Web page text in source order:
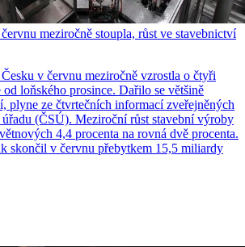
meziročně stoupla, růst ve stavebnictví
v červnu meziročně vzrostla o čtyři
loňského prosince. Dařilo se většině
plyne ze čtvrtečních informací zveřejněných
úřadu (ČSÚ). Meziroční růst stavební výroby
4,4 procenta na rovná dvě procenta.
skončil v červnu přebytkem 15,5 miliardy